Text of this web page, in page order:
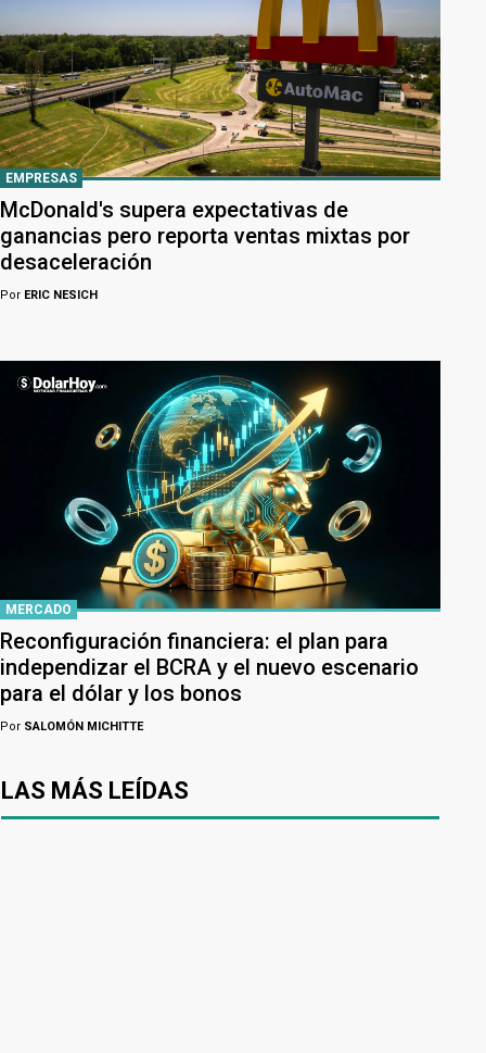
EMPRESAS
McDonald's supera expectativas de
ganancias pero reporta ventas mixtas por
desaceleración
Por ERIC NESICH
MERCADO
Reconfiguración financiera: el plan para
independizar el BCRA y el nuevo escenario
para el dólar y los bonos
Por SALOMÓN MICHITTE
LAS MÁS LEÍDAS